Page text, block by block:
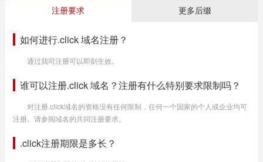
注册要求 更多后缀
如何进行.click 域名注册？
通过我司注册可以即刻生效。
谁可以注册.click 域名？注册有什么特别要求限制吗？
对注册.click域名的资格没有任何限制，任何一个国家的个人或企业均可
注册。请参阅域名的共同注册要求。
.click注册期限是多长？